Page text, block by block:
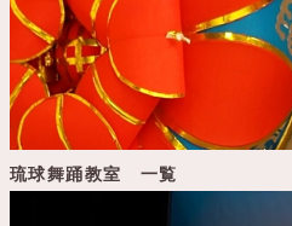
琉球舞踊教室 一覧